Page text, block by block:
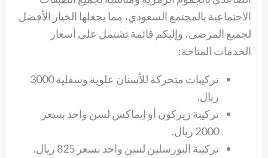
الاجتماعية بالمجتمع السعودي، مما يجعلها الخيار الأفضل
لجميع المرضى، وإليكم قائمة تشتمل على أسعار
الخدمات المتاحة:
تركيبات متحركة للأسنان علوية وسفلية 3000
ريال.
تركيبة زيركون أو إيماكس لسن واحد بسعر
2000 ريال.
تركيبة البورسلين لسن واحد بسعر 825 ريال.